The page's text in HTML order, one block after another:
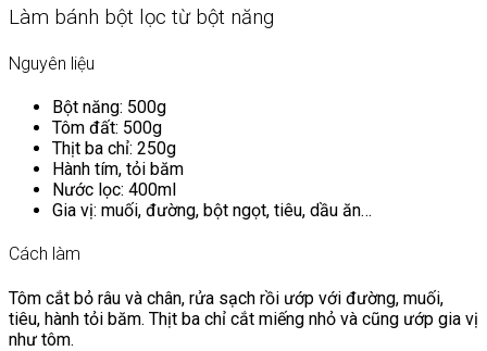
Làm bánh bột lọc từ bột năng
Nguyên liệu
Bột năng: 500g
Tôm đất: 500g
Thịt ba chỉ: 250g
Hành tím, tỏi băm
Nước lọc: 400ml
Gia vị: muối, đường, bột ngọt, tiêu, dầu ăn…
Cách làm
Tôm cắt bỏ râu và chân, rửa sạch rồi ướp với đường, muối,
tiêu, hành tỏi băm. Thịt ba chỉ cắt miếng nhỏ và cũng ướp gia vị
như tôm.